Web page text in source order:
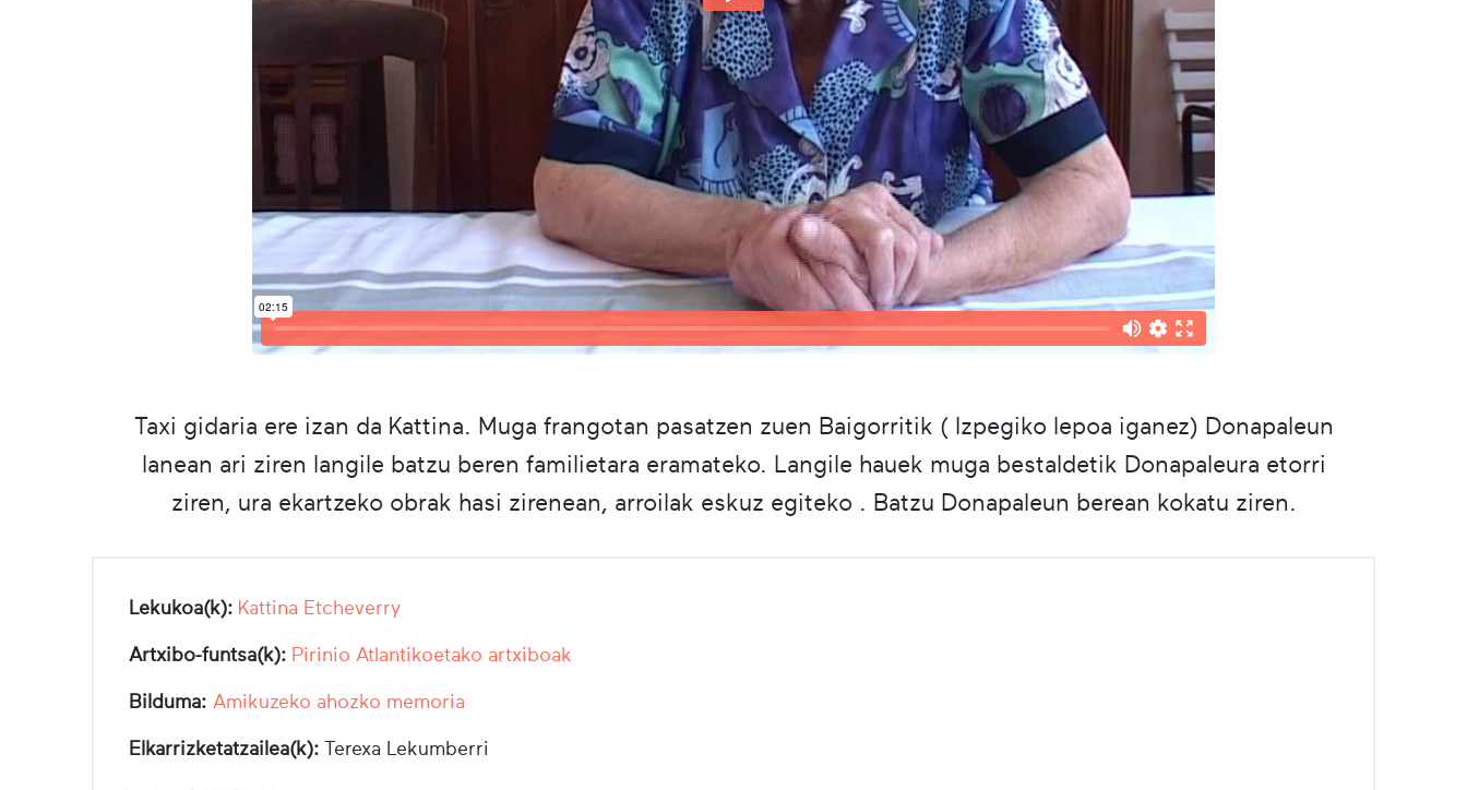
Taxi gidaria ere izan da Kattina. Muga frangotan pasatzen zuen Baigorritik ( Izpegiko lepoa iganez) Donapaleun
lanean ari ziren langile batzu beren familietara eramateko. Langile hauek muga bestaldetik Donapaleura etorri
ziren, ura ekartzeko obrak hasi zirenean, arroilak eskuz egiteko . Batzu Donapaleun berean kokatu ziren.
Lekukoa(k): Kattina Etcheverry
Artxibo-funtsa(k): Pirinio Atlantikoetako artxiboak
Bilduma: Amikuzeko ahozko memoria
Elkarrizketatzailea(k): Terexa Lekumberri